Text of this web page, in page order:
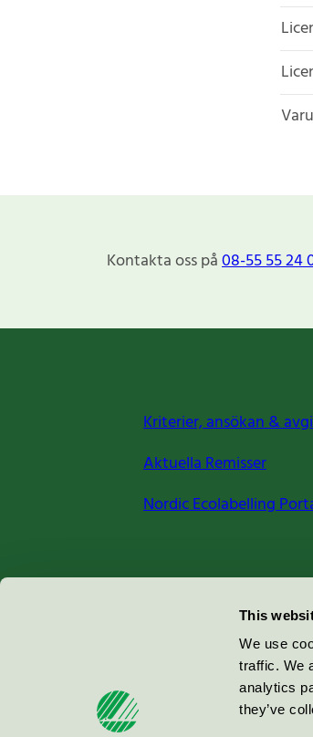
This
We use
traffic. We
analytics
they’ve
Kontakta oss på08-55 55 24
Kriterier, ansökan &
Aktuella Remisser
Nordic Ecolabelling
Miljömärkning Sverige AB
100 64